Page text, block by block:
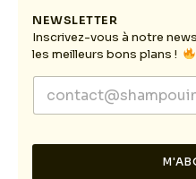
NEWSLETTER
Inscrivez-vous à notre
les meilleurs bons plans !
E
a
l